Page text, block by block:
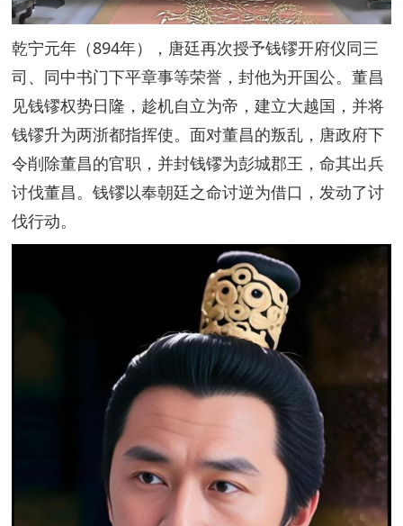
乾宁元年（894年），唐廷再次授予钱镠开府仪同三
司、同中书门下平章事等荣誉，封他为开国公。董昌
见钱镠权势日隆，趁机自立为帝，建立大越国，并将
钱镠升为两浙都指挥使。面对董昌的叛乱，唐政府下
令削除董昌的官职，并封钱镠为彭城郡王，命其出兵
讨伐董昌。钱镠以奉朝廷之命讨逆为借口，发动了讨
伐行动。